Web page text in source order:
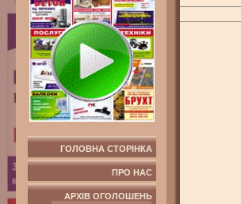
ГОЛОВНА СТОРІНКА
ПРО НАС
АРХІВ ОГОЛОШЕНЬ